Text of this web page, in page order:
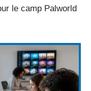
le camp Palworld